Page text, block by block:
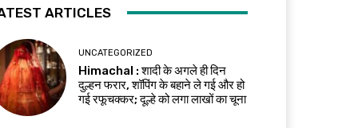
ARTICLES
UNCATEGORIZED
Himachal : शादी के अगले ही दिन
दुल्हन फरार, शॉपिंग के बहाने ले गई और हो
गई रफूचक्कर; दूल्हे को लगा लाखों का चूना